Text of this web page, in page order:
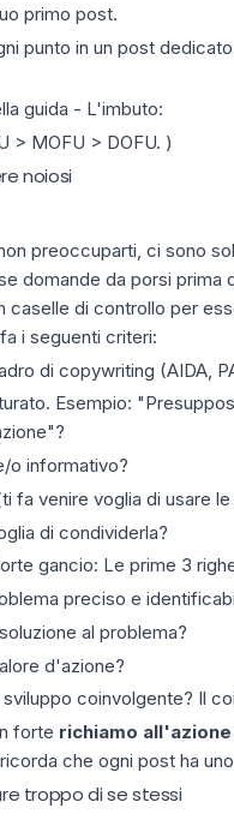
primo post.
punto in un post
guida - L'imbuto:
> MOFU > DOFU. )
noiosi
preoccuparti, ci sono
domande da porsi prima
caselle di controllo per
i seguenti criteri:
di copywriting (AIDA,
Esempio:
o informativo?
fa venire voglia di usare
di condividerla?
gancio: Le prime 3
preciso e
al problema?
d'azione?
coinvolgente? Il
forte richiamo all'azione
che ogni post ha
troppo di se stessi